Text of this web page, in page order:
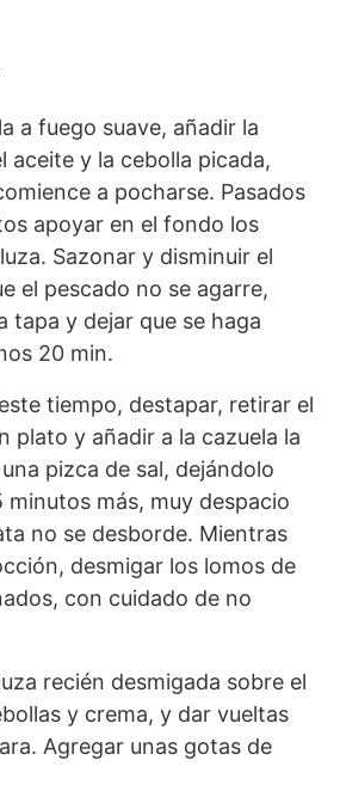
a fuego suave, añadir la
aceite y la cebolla picada,
a pocharse. Pasados
apoyar en el fondo los
Sazonar y disminuir el
el pescado no se agarre,
tapa y dejar que se haga
20 min.
tiempo, destapar, retirar el
plato y añadir a la cazuela la
pizca de sal, dejándolo
minutos más, muy despacio
no se desborde. Mientras
desmigar los lomos de
con cuidado de no
recién desmigada sobre el
y crema, y dar vueltas
Agregar unas gotas de